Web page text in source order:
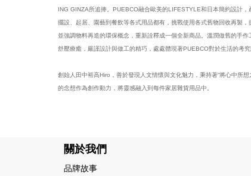
ING GINZA所追捧。PUEBCO融合歐美的LIFESTYLE和日本簡約設計，
擺設、起居、園藝到餐飲等各式用品都有，挑戰使用各式舊物回收再製，
並強調物料再造的環保概念，重新詮釋成一個全新商品。溫潤做舊的手作
舒壓療癒，嚴謹設計與做工的精巧，處處體現著PUEBCO對於生活的考究
創始人田中裕高Hiro，善於發現人文情懷與文化魅力，秉持著“將心中所想
的念想作為創作動力，將靈感融入到每件家居雜貨用品中。
關於我們
品牌故事